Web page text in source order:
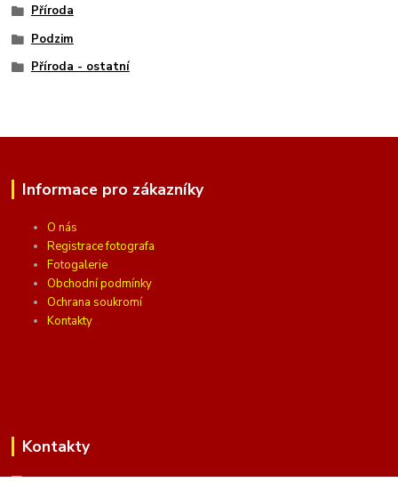
Příroda
Podzim
Příroda - ostatní
Informace pro zákazníky
O nás
Registrace fotografa
Fotogalerie
Obchodní podmínky
Ochrana soukromí
Kontakty
Kontakty